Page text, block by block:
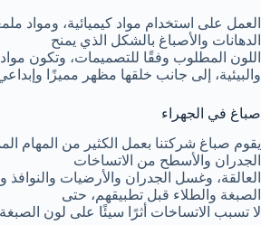
العمل على استخدام مواد كيميائية، ومواد
الدهانات والأصباغ بالشكل الذي يمنح
اللون المطلوب وفقًا للتصميمات، وتكون
والبيئية، إلى جانب خلقها مظهر مميزًا
صباغ في الجهراء
يقوم صباغ شركتنا بعمل الكثير من المهام
الجدران والأسطح من الاتساخات
العالقة، وغسل الجدران والأرضيات
الصبغة والطلاء قبل تطبيقهم، حتى
لا تسبب الاتساخات أثرًا سيئًا على لون